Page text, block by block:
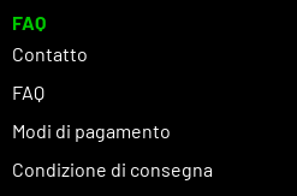
FAQ
Contatto
FAQ
Modi di pagamento
Condizione di consegna